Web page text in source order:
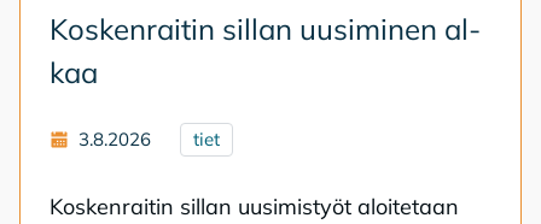
Kos­ken­rai­tin sil­lan uusi­mi­nen al­
kaa
3.8.2026 tiet
Kos­ken­rai­tin sil­lan uusi­mis­työt aloi­te­taan